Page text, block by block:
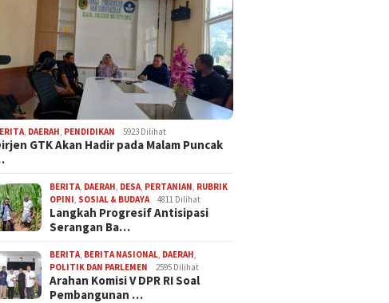
DAERAH PENDIDIKAN 5923 Dilihat
GTK Akan Hadir pada Malam Puncak
BERITA DAERAH DESA PERTANIAN RUBRIK
OPINI SOSIAL & BUDAYA 4811 Dilihat
Langkah Progresif Antisipasi
Serangan Ba…
BERITA BERITA NASIONAL DAERAH
POLITIK DAN PARLEMEN
2595 Dilihat
Arahan Komisi V DPR RI Soal
Pembangunan …